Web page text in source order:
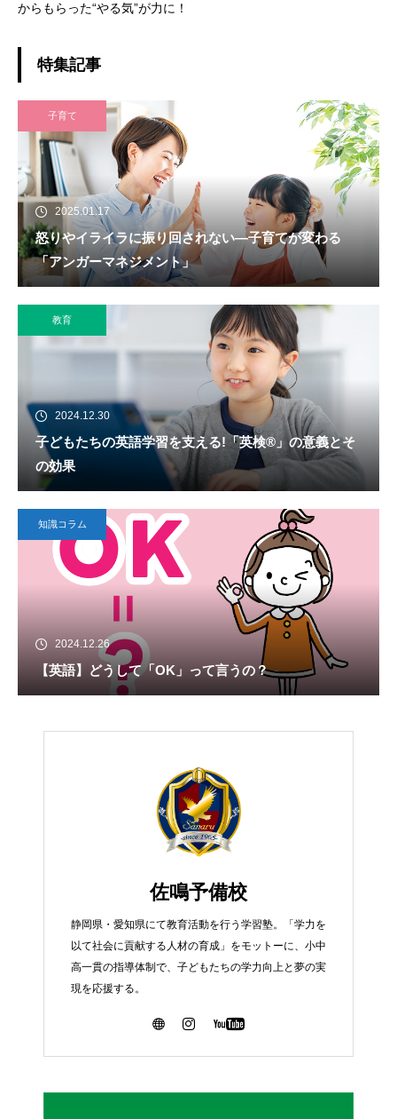
からもらった“やる気”が力に！
特集記事
子育て
2025.01.17
怒りやイライラに振り回されない―子育てが変わる
「アンガーマネジメント」
教育
2024.12.30
子どもたちの英語学習を支える!「英検®」の意義とそ
の効果
知識コラム
2024.12.26
【英語】どうして「OK」って言うの？
佐鳴予備校
静岡県・愛知県にて教育活動を行う学習塾。「学力を
以て社会に貢献する人材の育成」をモットーに、小中
高一貫の指導体制で、子どもたちの学力向上と夢の実
現を応援する。